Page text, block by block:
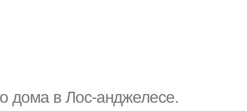
домa в Лос-анджелесе.